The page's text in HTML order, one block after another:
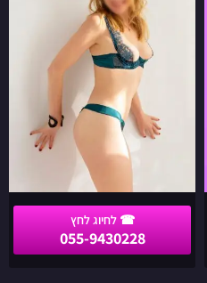
055-9430228
בגוש
דן